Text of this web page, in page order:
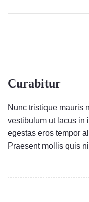
Curabitur
Nunc tristique mauris
vestibulum ut lacus in
egestas eros tempor
Praesent mollis quis